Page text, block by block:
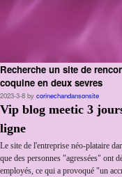
Skip to primary content
Aller au contenu secondaire
Recherche un site de
coquine en deux sevres
2023-3-8 by corinechandansonsite
Vip blog meetic 3
ligne
Le site de l'entreprise néo-plataire
que des personnes "agressées" ont
employés, ce qui a provoqué "un